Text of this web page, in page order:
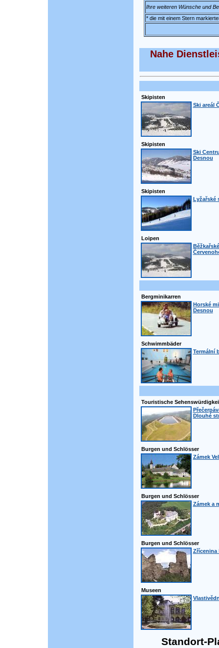
Ihre weiteren Wünsche und
* die mit einem Stern
Nahe
Skipisten
Ski areál
Skipisten
Ski
Desnou
Skipisten
Lyžařské
Loipen
Bergminikarren
Horské
Desnou
Schwimmbäder
Termální
Touristische
Dlouhé
Burgen und Schlösser
Zámek
Burgen und Schlösser
Zámek a
Burgen und Schlösser
Zřícenina
Museen
Standort-